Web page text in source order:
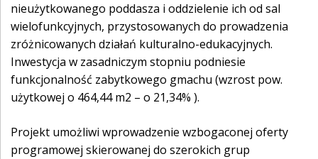
nieużytkowanego poddasza i oddzielenie ich od sal
wielofunkcyjnych, przystosowanych do prowadzenia
zróżnicowanych działań kulturalno-edukacyjnych.
Inwestycja w zasadniczym stopniu podniesie
funkcjonalność zabytkowego gmachu (wzrost pow.
użytkowej o 464,44 m2 – o 21,34% ).
Projekt umożliwi wprowadzenie wzbogaconej oferty
programowej skierowanej do szerokich grup